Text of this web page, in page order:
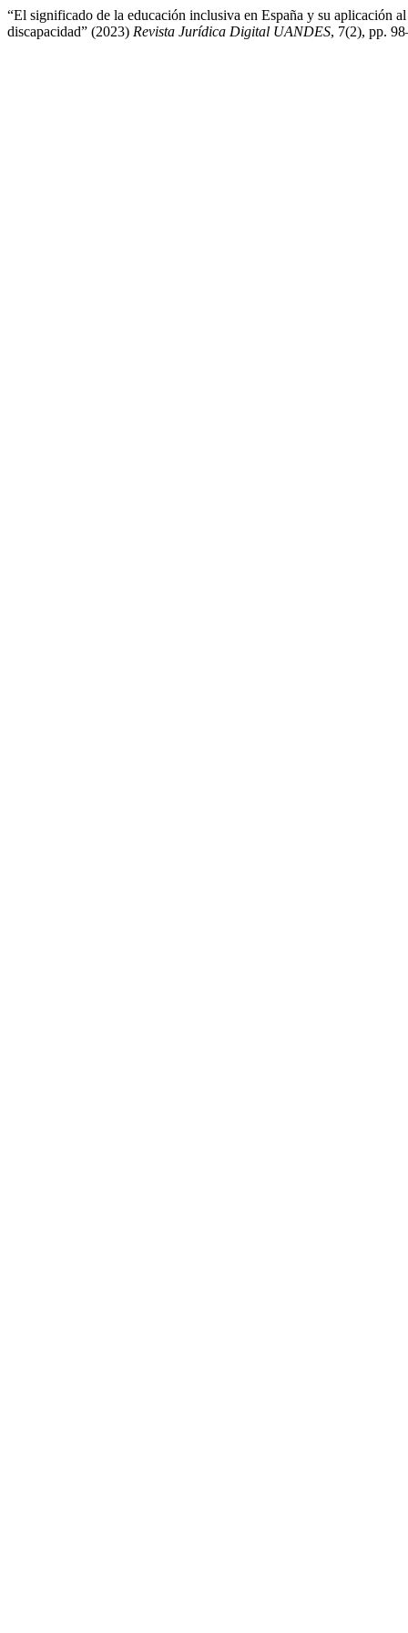
“El significado de la educación inclusiva en España y su aplicación
discapacidad” (2023) Revista Jurídica Digital UANDES, 7(2), pp.